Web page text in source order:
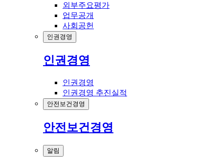
외부주요평가
업무공개
사회공헌
인권경영
인권경영
인권경영
인권경영 추진실적
안전보건경영
안전보건경영
알림